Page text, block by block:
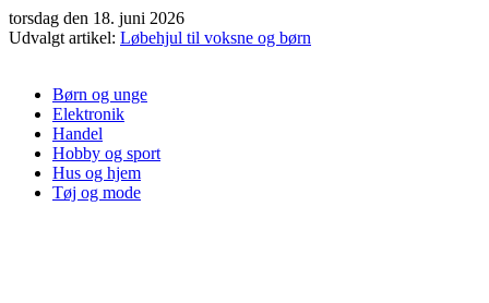
Videre
til
torsdag den 18. juni 2026
Udvalgt artikel: Løbehjul til voksne og børn
Børn og unge
Elektronik
Handel
Hobby og sport
Hus og hjem
Tøj og mode